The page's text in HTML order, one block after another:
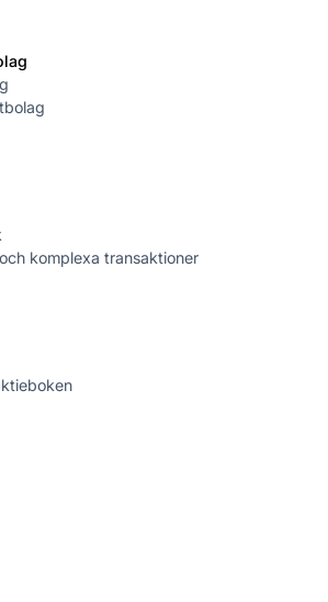
komplexa transaktioner